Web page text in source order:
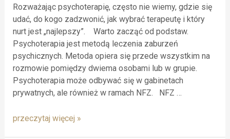
Rozważając psychoterapię, często nie wiemy, gdzie się
udać, do kogo zadzwonić, jak wybrać terapeutę i który
nurt jest „najlepszy”. Warto zacząć od podstaw.
Psychoterapia jest metodą leczenia zaburzeń
psychicznych. Metoda opiera się przede wszystkim na
rozmowie pomiędzy dwiema osobami lub w grupie.
Psychoterapia może odbywać się w gabinetach
prywatnych, ale również w ramach NFZ. NFZ …
przeczytaj więcej »